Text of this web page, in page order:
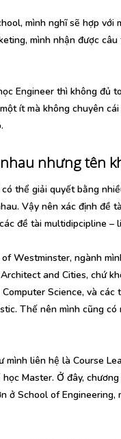
mình nghĩ sẽ hợp với
mình nhận được
Engineer thì không đủ
ít mà không chuyên
nhưng tên
thể giải quyết bằng
Vậy nên xác định đề
đề tài multidipcipline –
Westminster, ngành
and Cities, chứ
Science, và
Thế nên mình cũng
mình liên hệ là Course
Master. Ở đây,
ở School of